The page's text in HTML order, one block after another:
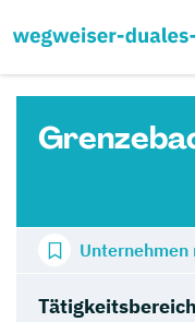
Tätigkeitsbereich
Unternehmen